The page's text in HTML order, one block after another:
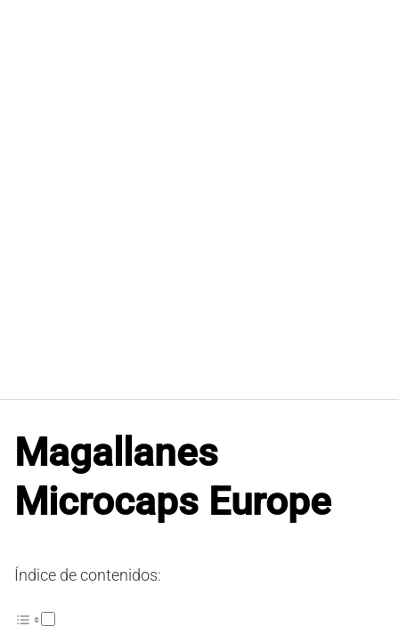
Magallanes
Microcaps Europe
Índice de contenidos: